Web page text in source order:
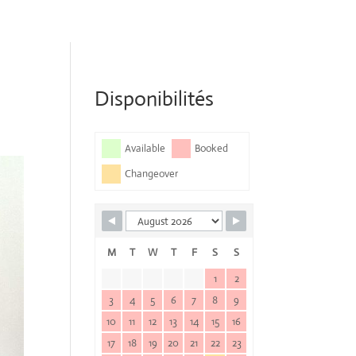
Disponibilités
Available
Booked
Changeover
M T W T F S
S
1
2
3
4 5 6 7 8
9
10
11 12 13 14 15
16
17
18 19 20 21 22 23